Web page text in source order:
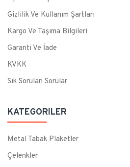
Gizlilik Ve Kullanım Şartları
Kargo Ve Taşıma Bilgileri
Garanti Ve İade
KVKK
Sık Sorulan Sorular
KATEGORILER
Metal Tabak Plaketler
Çelenkler